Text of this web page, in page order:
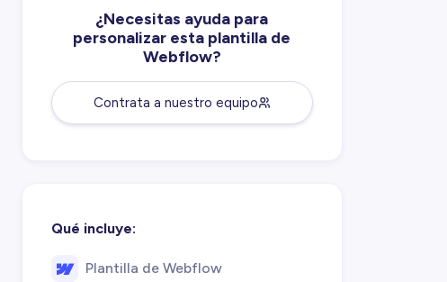
¿Necesitas ayuda para
personalizar esta plantilla de
Webflow?
Contrata a nuestro equipo
Qué incluye:
Plantilla de Webflow